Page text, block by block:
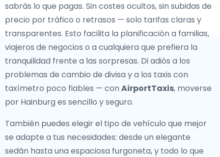
sabrás lo que pagas. Sin costes ocultos, sin subidas de
precio por tráfico o retrasos — solo tarifas claras y
transparentes. Esto facilita la planificación a familias,
viajeros de negocios o a cualquiera que prefiera la
tranquilidad frente a las sorpresas. Di adiós a los
problemas de cambio de divisa y a los taxis con
taxímetro poco fiables — con AirportTaxis, moverse
por Hainburg es sencillo y seguro.
También puedes elegir el tipo de vehículo que mejor
se adapte a tus necesidades: desde un elegante
sedán hasta una espaciosa furgoneta, y todo lo que